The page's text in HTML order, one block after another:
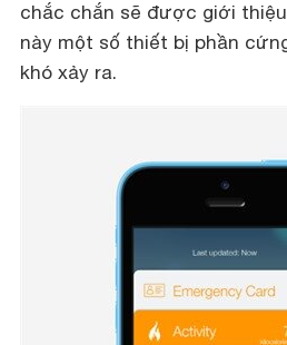
chắc chắn sẽ được giới
này một số thiết bị phần
khó xảy ra.